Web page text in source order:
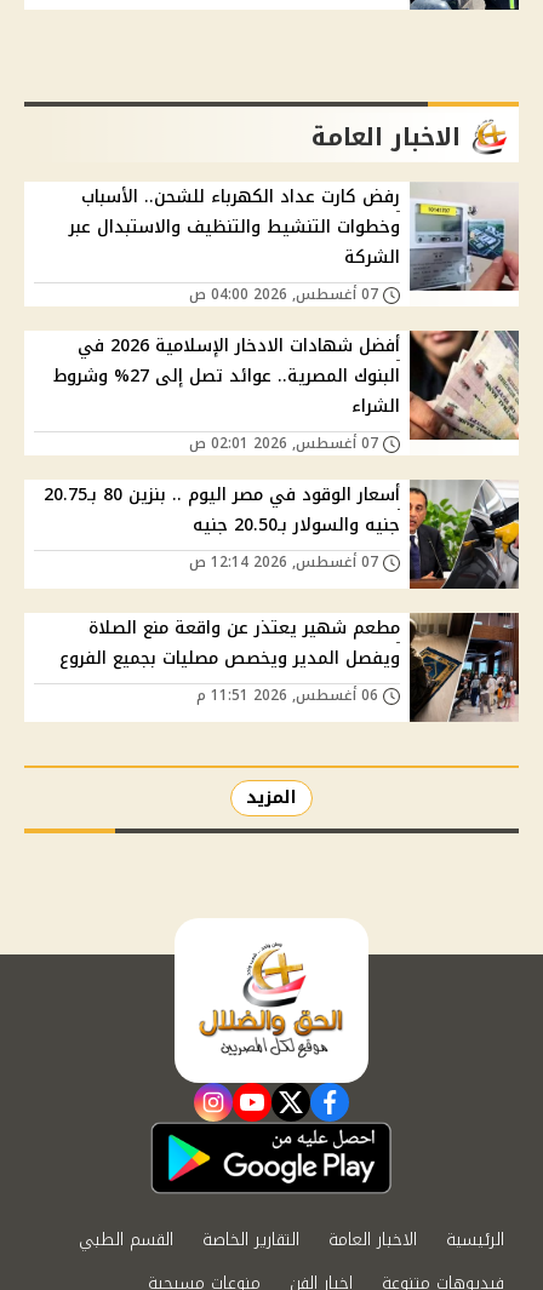
الاخبار العامة
رفض كارت عداد الكهرباء للشحن.. الأسباب
وخطوات التنشيط والتنظيف والاستبدال عبر
الشركة
أفضل شهادات الادخار الإسلامية 2026 في
البنوك المصرية.. عوائد تصل إلى 27% وشروط
الشراء
أسعار الوقود في مصر اليوم .. بنزين 80 بـ20.75
جنيه والسولار بـ20.50 جنيه
مطعم شهير يعتذر عن واقعة منع الصلاة
ويفصل المدير ويخصص مصليات بجميع الفروع
المزيد
facebook
twitter
youtube
instagram
الرئيسية الاخبار العامة التقارير الخاصة
القسم الطبي